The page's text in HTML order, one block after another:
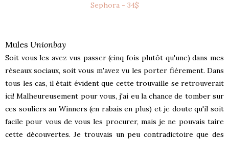
Sephora - 34$
Mules Unionbay
Soit vous les avez vus passer (cinq fois plutôt qu'une) dans mes
réseaux sociaux, soit vous m'avez vu les porter fièrement. Dans
tous les cas, il était évident que cette trouvaille se retrouverait
ici! Malheureusement pour vous, j'ai eu la chance de tomber sur
ces souliers au Winners (en rabais en plus) et je doute qu'il soit
facile pour vous de vous les procurer, mais je ne pouvais taire
cette découvertes. Je trouvais un peu contradictoire que des